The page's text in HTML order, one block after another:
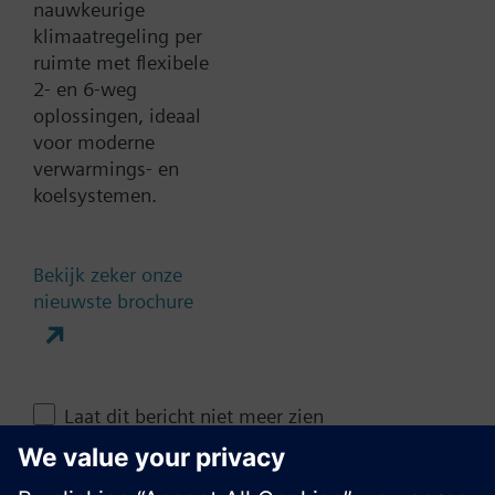
Documenten
nauwkeurige
klimaatregeling per
ruimte met flexibele
2- en 6-weg
oplossingen, ideaal
voor moderne
verwarmings- en
koelsystemen.
Bekijk zeker onze
nieuwste brochure
Laat dit bericht niet meer zien
Contact
Verander regio
NL (nl)